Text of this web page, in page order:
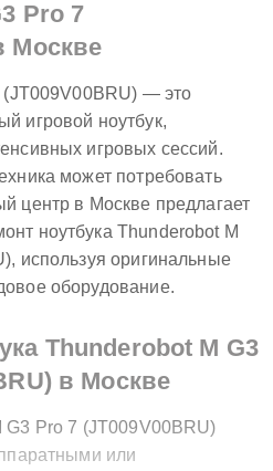
Pro 7
Москве
(JT009V00BRU) — это
игровой ноутбук,
игровых сессий.
может потребовать
центр в Москве предлагает
ноутбука Thunderobot M
используя оригинальные
оборудование.
Thunderobot M G3
в Москве
Pro 7 (JT009V00BRU)
или